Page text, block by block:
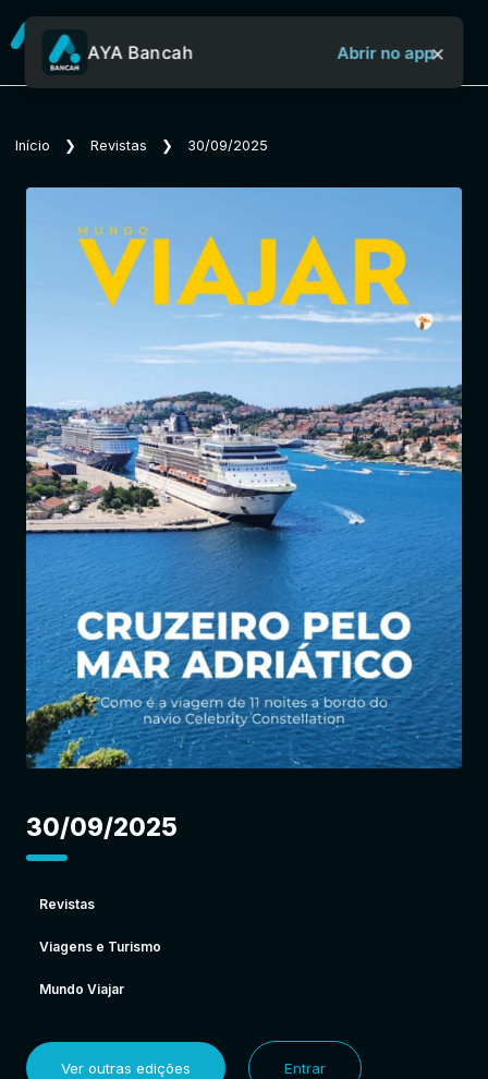
Sobre o Aya Bancah
Revistas
Notícias
Entrar
AYA Bancah Abrir no app×
Início ❯ Revistas ❯ 30/09/2025
30/09/2025
Revistas
Viagens e Turismo
Mundo Viajar
Ver outras edições Entrar